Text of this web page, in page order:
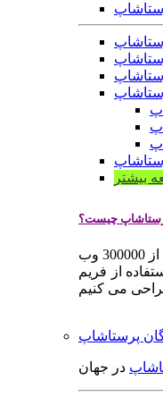
بیشتر
چیست؟
پرستاشاپ یک سیستم مدیریت وب سایت / فروشگاه آنلاین اپن سورس است که به شما کمک می کند به سرعت یک وب سایت فروشگاهی / شرکتی داشته باشید. در حال حاضر بیش از 300000 وب
از فریم
پرستاشاپ
در جهان